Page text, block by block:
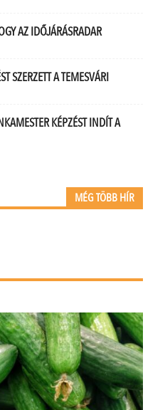
AZ IDŐJÁRÁSRADAR
SZERZETT A TEMESVÁRI
KÉPZÉST INDÍT A
MÉG TÖBB HÍR